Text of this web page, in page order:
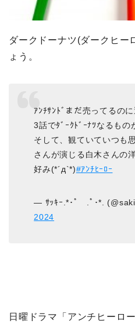
ダークドーナツ(ダークヒー
ょう。
ｱﾝﾁｻﾝﾄﾞまだ売ってるの
3話でﾀﾞｰｸﾄﾞｰﾅﾂなるも
そして、観ていていつも
さんが演じる白木さんの
好み(*´д`*)#ｱﾝﾁﾋｰﾛｰ
— ｻｯｷｰ.*･ﾟ .ﾟ･*.
2024
日曜ドラマ「アンチヒーロ